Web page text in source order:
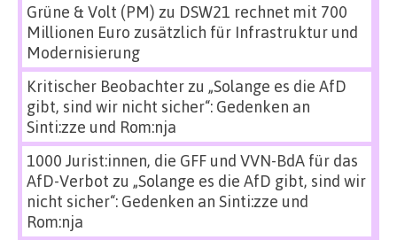
Grüne & Volt (PM) zu DSW21 rechnet mit 700
Millionen Euro zusätzlich für Infrastruktur und
Modernisierung
Kritischer Beobachterzu „Solange es die AfD
gibt, sind wir nicht sicher“: Gedenken an
Sinti:zze und Rom:nja
1000 Jurist:innen, die GFF und VVN-BdA für das
AfD-Verbot zu „Solange es die AfD gibt, sind wir
nicht sicher“: Gedenken an Sinti:zze und
Rom:nja